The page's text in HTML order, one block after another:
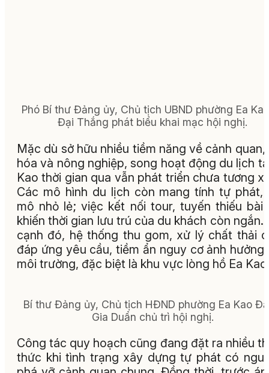
Phó Bí thư Đảng ủy, Chủ tịch UBND phường Ea
Đại Thắng phát biểu khai mạc hội nghị.
Mặc dù sở hữu nhiều tiềm năng về cảnh quan,
hóa và nông nghiệp, song hoạt động du lịch
Kao thời gian qua vẫn phát triển chưa tương
Các mô hình du lịch còn mang tính tự phát,
mô nhỏ lẻ; việc kết nối tour, tuyến thiếu bài
khiến thời gian lưu trú của du khách còn ngắn.
cạnh đó, hệ thống thu gom, xử lý chất thải
đáp ứng yêu cầu, tiềm ẩn nguy cơ ảnh hưởng
môi trường, đặc biệt là khu vực lòng hồ Ea
Bí thư Đảng ủy, Chủ tịch HĐND phường Ea Kao
Gia Duẩn chủ trì hội nghị.
Công tác quy hoạch cũng đang đặt ra nhiều
thức khi tình trạng xây dựng tự phát có